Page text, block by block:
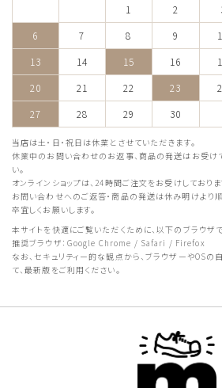
1
2
6
7 8 9
13
14 15 16
20
21 22 23
27
28 29 30
当店は土・日・祝日は休業とさせていただきます。
休業中のお問い合わせのお返事、商品の発送はお受け
い。
オンラインショップは、24時間ご注文をお受けしておりま
お問い合わせへのご返答・商品の発送は休み明けより
卒宜しくお願いします。
本サイトを快適にご覧いただくために、以下のブラウザ
推奨ブラウザ：Google Chrome / Safari / Firefox
なお、セキュリティー的な観点から、ブラウザーやOS
て、最新版をご利用ください。